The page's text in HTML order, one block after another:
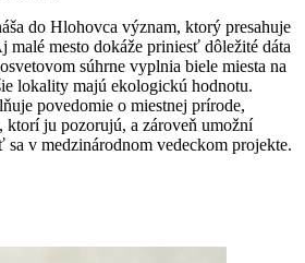
do Hlohovca význam, ktorý presahuje
mesto dokáže priniesť dôležité dáta
súhrne vyplnia biele miesta na
lokality majú ekologickú hodnotu.
povedomie o miestnej prírode,
ju pozorujú, a zároveň umožní
v medzinárodnom vedeckom projekte.